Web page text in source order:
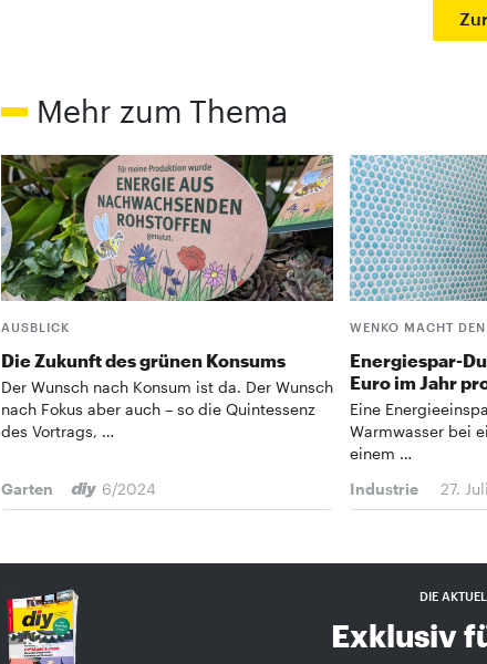
Mehr zum Thema
AUSBLICK
Die Zukunft des grünen Konsums
Der Wunsch nach Konsum ist da. Der Wunsch
nach Fokus aber auch – so die Quintessenz
des Vortrags, …
Garten 6/2024
WENKO MACHT
Energiespar-
Euro im Jahr
Eine
Warmwasser bei
einem …
Industrie
27.
DIE
Exklusiv